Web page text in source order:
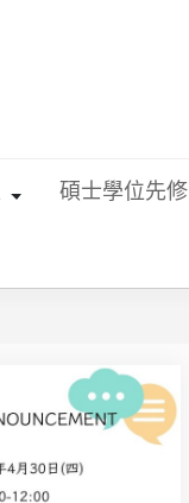
碩士學位先修